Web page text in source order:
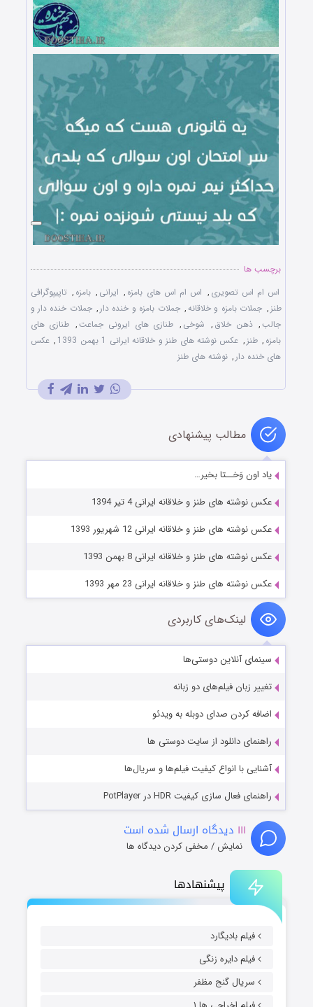
پیشنهادها
فیلم بادیگارد
فیلم دایره زنگی
سریال گنج مظفر
برچسب ها
اس ام اس تصویری , اس ام اس های بامزه , ایرانی , بامزه , تاپیپوگرافی
طنز , جملات بامزه و خلاقانه, جملات بامزه و خنده دار , جملات خنده دار و
جالب, ذهن خلاق , شوخی , طنازی‌ های ایرونی جماعت, طنازی های
بامزه , طنز , عکس نوشته های طنز و خلاقانه ایرانی 1 بهمن 1393 , عکس
های خنده دار , نوشته های طنز
مطالب پیشنهادی
یاد اون وَخــتا بخیر…
عکس نوشته های طنز و خلاقانه ایرانی 4 تیر 1394
عکس نوشته های طنز و خلاقانه ایرانی 12 شهریور 1393
عکس نوشته های طنز و خلاقانه ایرانی 8 بهمن 1393
عکس نوشته های طنز و خلاقانه ایرانی 23 مهر 1393
لینک‌های کاربردی
سینمای آنلاین دوستی‌ها
تغییر زبان فیلم‌های دو زبانه
اضافه کردن صدای دوبله به ویدئو
راهنمای دانلود از سایت دوستی ها
آشنایی با انواع کیفیت فیلم‌ها و سریال‌ها
راهنمای فعال سازی کیفیت HDR در PotPlayer
۱۱۱ دیدگاه ارسال شده است
نمایش / مخفی کردن دیدگاه ها